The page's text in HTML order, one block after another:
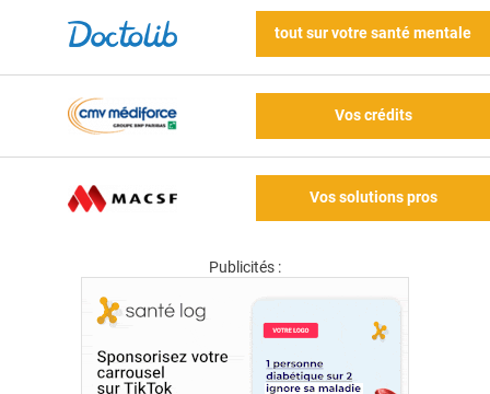
tout sur votre santé mentale
Vos crédits
Vos solutions pros
Publicités :